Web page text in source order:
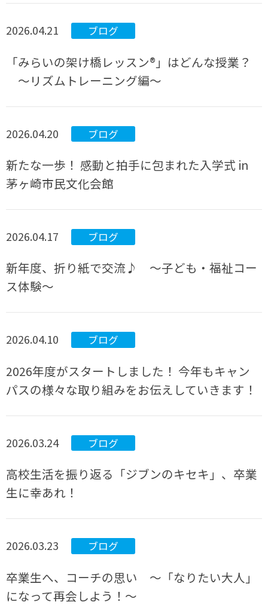
2026.04.21 ブログ
「みらいの架け橋レッスン®」はどんな授業？
～リズムトレーニング編～
2026.04.20 ブログ
新たな一歩！ 感動と拍手に包まれた入学式 in
茅ヶ崎市民文化会館
2026.04.17 ブログ
新年度、折り紙で交流♪ ～子ども・福祉コー
ス体験～
2026.04.10 ブログ
2026年度がスタートしました！ 今年もキャン
パスの様々な取り組みをお伝えしていきます！
2026.03.24 ブログ
高校生活を振り返る「ジブンのキセキ」、卒業
生に幸あれ！
2026.03.23 ブログ
卒業生へ、コーチの思い ～「なりたい大人」
になって再会しよう！～